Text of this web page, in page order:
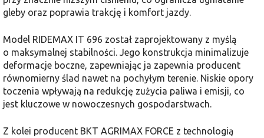
gleby oraz poprawia trakcję i komfort jazdy.
Model RIDEMAX IT 696 został zaprojektowany z myślą
o maksymalnej stabilności. Jego konstrukcja minimalizuje
deformacje boczne, zapewniając ja zapewnia producent
równomierny ślad nawet na pochyłym terenie. Niskie opory
toczenia wpływają na redukcję zużycia paliwa i emisji, co
jest kluczowe w nowoczesnych gospodarstwach.
Z kolei producent BKT AGRIMAX FORCE z technologią